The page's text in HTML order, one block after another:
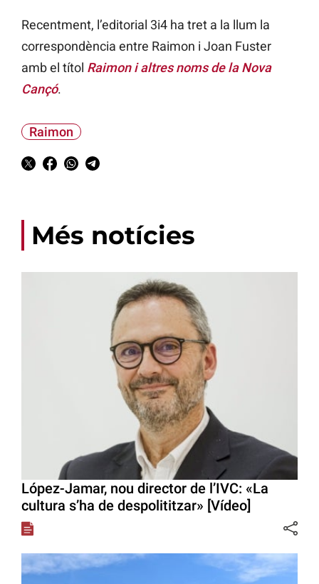
Recentment, l’editorial 3i4 ha tret a la llum la
correspondència entre Raimon i Joan Fuster
amb el títol Raimon i altres noms de la Nova
Cançó.
Raimon
Més notícies
López-Jamar, nou director de l’IVC: «La
cultura s’ha de despolititzar» [Vídeo]